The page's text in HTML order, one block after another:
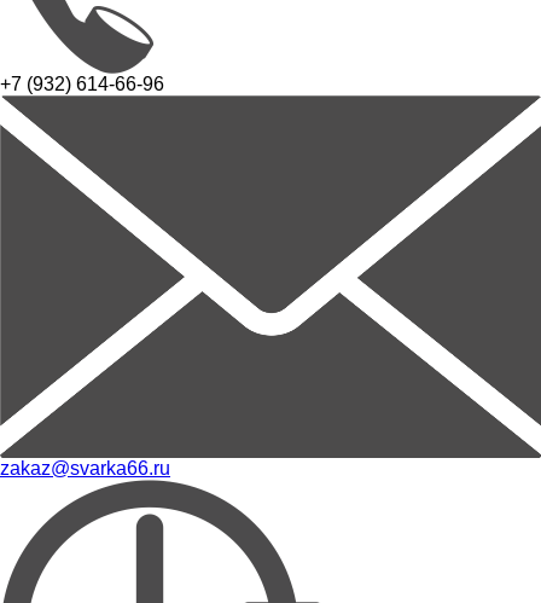
+7 (932) 614-66-96
zakaz@svarka66.ru